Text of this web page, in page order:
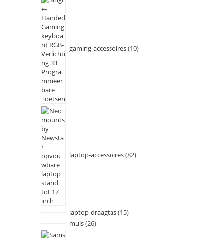
gaming-accessoires 10
laptop-accessoires 82
laptop-draagtas 15
muis 26